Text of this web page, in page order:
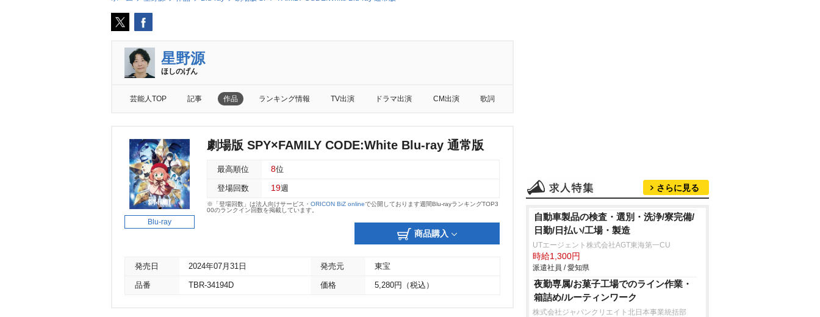
星野源
ほしのげん
芸能人TOP 記事 作品 ランキング情報 TV出演 ドラマ出演 CM出演 歌詞
Blu-ray
劇場版 SPY×FAMILY CODE:White Blu-ray 通常版
最高順位 8位
登場回数 19週
※「登場回数」は法人向けサービス・ ORICON BiZ onlineで公開しております週間Blu-rayランキングTOP3
00のランクイン回数を掲載しています。
商品購入
発売日 2024年07月31日 発売元 東宝
品番 TBR-34194D 価格 5,280円（税込）
さらに見る
自動車製品の検査・選別・洗浄/寮完備/
日勤/日払い/工場・製造
UTエージェント株式会社AGT東海第一CU
時給1,300円
派遣社員 / 愛知県
夜勤専属/お菓子工場でのライン作業・
箱詰め/ルーティンワーク
株式会社ジャパンクリエイト北日本事業統括部